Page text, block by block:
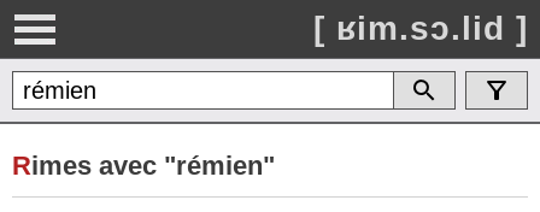
[ ʁim.sɔ.lid ]
Rimes avec "rémien"